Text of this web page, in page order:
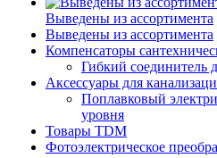
Выведены из ассортимента
Выведены из ассортимента
Компенсаторы
Гибкий соединитель
Аксессуары для
Поплавковый
уровня
Товары TDM
Фотоэлектрическое